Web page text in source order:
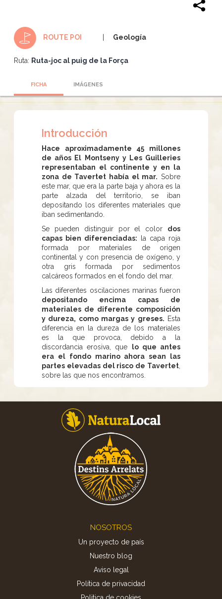
ROUTE POI Geología
Ruta: Ruta-joc al puig de la Força
FICHA IMÁGENES
Introducción
Hace aproximadamente 45 millones
de años El Montseny y Les Guilleries
representaban el continente y en la
zona de Tavertet había el mar. Sobre
este mar, que era la parte baja y ahora es la
parte alzada del territorio, se iban
depositando los diferentes materiales que
iban sedimentando.
Se pueden distinguir por el color dos
capas bien diferenciadas: la capa roja
formada por materiales de origen
continental y con presencia de oxígeno, y
otra gris formada por sedimentos
calcáreos formados en el fondo del mar.
Las diferentes oscilaciones marinas fueron
depositando encima capas de
materiales de diferente composición
y dureza, como margas y greses. Esta
diferencia en la dureza de los materiales
es la que provoca, debido a la
discordancia erosiva, que
lo que antes
era el fondo marino ahora sean las
partes elevadas del risco de Tavertet
sobre las que nos encontramos.
NOSOTROS
Un proyecto de país
Nuestro blog
Aviso legal
Política de privacidad
Politica de cookies